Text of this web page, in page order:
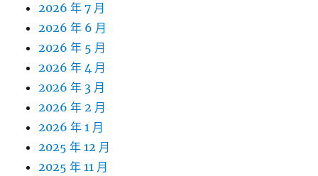
2026 年 7 月
2026 年 6 月
2026 年 5 月
2026 年 4 月
2026 年 3 月
2026 年 2 月
2026 年 1 月
2025 年 12 月
2025 年 11 月